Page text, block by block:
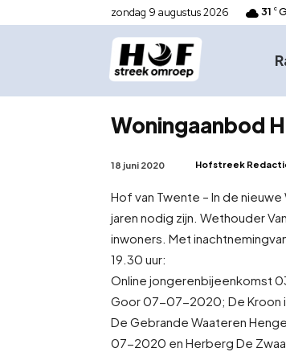
zondag 9 augustus 2026 31 C
Woningaanbod
18 juni 2020 Hofstreek
Hof van Twente – In de
jaren nodig zijn. Wethouder
inwoners. Met inachtneming
19.30 uur:
Online jongerenbijeenkomst
Goor 07-07-2020; De Kroon
De Gebrande Waateren
07-2020 en Herberg De